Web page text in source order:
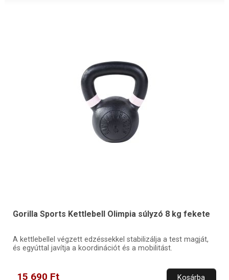
Gorilla Sports Kettlebell Olimpia súlyzó 8 kg fekete
A kettlebellel végzett edzéssekkel stabilizálja a test magját,
és egyúttal javítja a koordinációt és a mobilitást.
15 690 Ft Kosárba